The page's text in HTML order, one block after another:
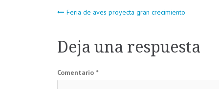
Navegación
de
entradas
Feria de aves proyecta gran crecimiento
Deja una respuesta
Comentario *